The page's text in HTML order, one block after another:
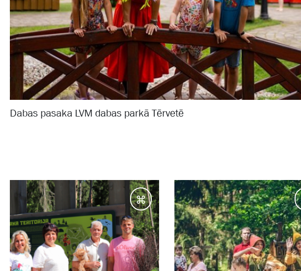
Dabas pasaka LVM dabas parkā Tērvetē
Galamērķi